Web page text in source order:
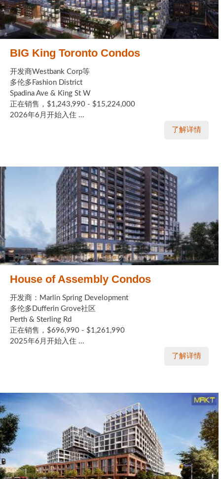
BIG King Toronto Condos
开发商Westbank Corp等
多伦多Fashion District
Spadina Ave & King St W
正在销售，$1,243,990 - $15,224,000
2026年6月开始入住 ...
了解详情
House of Assembly Condos
开发商：Marlin Spring Development
多伦多Dufferin Grove社区
Perth & Sterling Rd
正在销售，$696,990 - $1,261,990
2025年6月开始入住 ...
了解详情